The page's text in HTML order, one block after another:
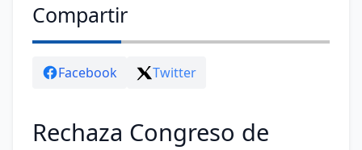
Compartir
Facebook Twitter
Rechaza Congreso de